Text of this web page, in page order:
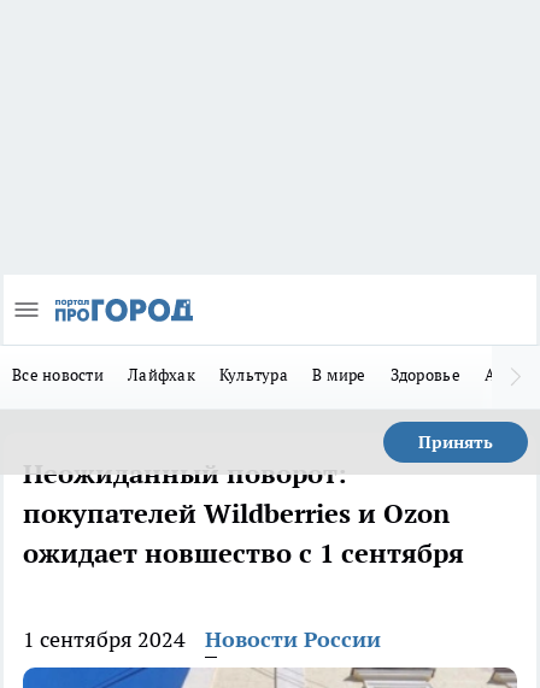
Все новости Лайфхак Культура В мире Здоровье Авто
Принять
Неожиданный поворот:
покупателей Wildberries и Ozon
ожидает новшество с 1 сентября
1 сентября 2024 Новости России